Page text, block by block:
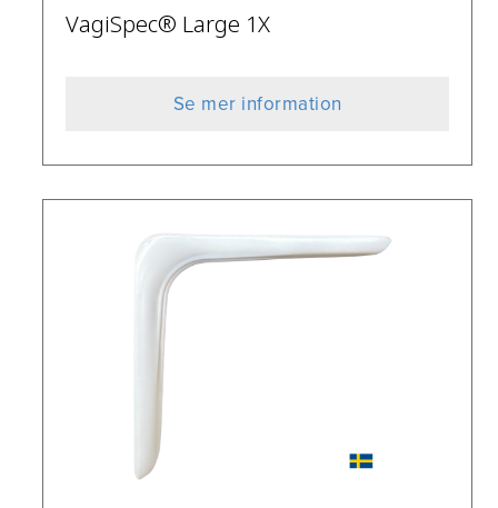
VagiSpec® Large 1X
Se mer information